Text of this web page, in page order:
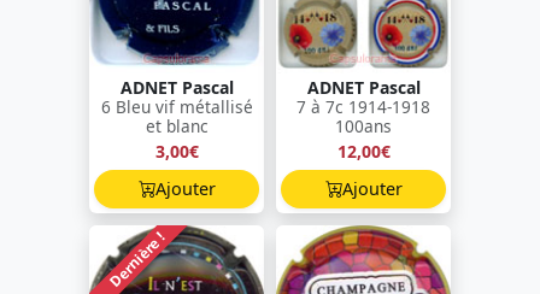
ADNET Pascal
6 Bleu vif métallisé
et blanc
3,00€
Ajouter
ADNET Pascal
7 à 7c 1914-1918
100ans
12,00€
Ajouter
Dernière !